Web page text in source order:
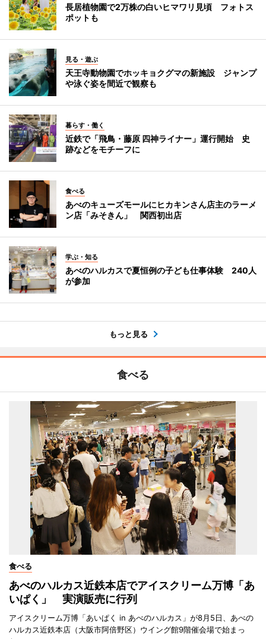
長居植物園で2万株の白いヒマワリ見頃 フォトス
ポットも
見る・遊ぶ
天王寺動物園でホッキョクグマの新施設 ジャンプ
や泳ぐ姿を間近で観察も
暮らす・働く
近鉄で「飛鳥・藤原 四神ライナー」運行開始 史
跡などをモチーフに
食べる
あべのキューズモールにヒカキンさん店主のラーメ
ン店「みそきん」 関西初出店
学ぶ・知る
あべのハルカスで夏恒例の子ども仕事体験 240人
が参加
もっと見る
食べる
食べる
あべのハルカス近鉄本店でアイスクリーム万博「あ
いぱく」 実演販売に行列
アイスクリーム万博「あいぱく in あべのハルカス」が8月5日、あべの
ハルカス近鉄本店（大阪市阿倍野区）ウイング館9階催会場で始まっ